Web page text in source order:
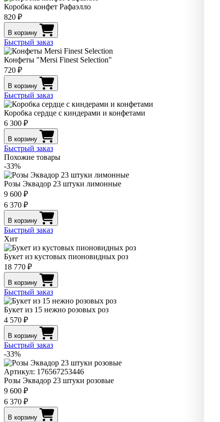
Коробка конфет Рафаэлло
820 ₽
В корзину
Быстрый заказ
Конфеты "Mersi Finest Selection"
720 ₽
В корзину
Быстрый заказ
Коробка сердце с киндерами и конфетами
6 300 ₽
В корзину
Быстрый заказ
Похожие товары
-33%
Розы Эквадор 23 штуки лимонные
9 600 ₽
6 370 ₽
В корзину
Быстрый заказ
Хит
Букет из кустовых пионовидных роз
18 770 ₽
В корзину
Быстрый заказ
Букет из 15 нежно розовых роз
4 570 ₽
В корзину
Быстрый заказ
-33%
Артикул: 176567253446
Розы Эквадор 23 штуки розовые
9 600 ₽
6 370 ₽
В корзину